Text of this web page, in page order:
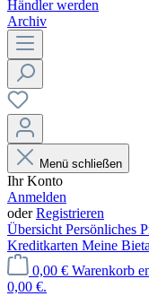
Händler werden
Archiv
Menü schließen
Ihr Konto
Anmelden
oderRegistrieren
Übersicht Persönliches
Kreditkarten Meine
0,00 € Warenkorb
0,00 €.